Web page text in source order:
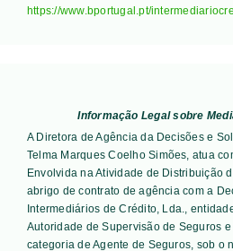
https://www.bportugal.pt/
Informação Legal sobre
A Diretora de Agência da Decisões e
Telma Marques Coelho Simões, atua
Envolvida na Atividade de Distribuição
abrigo de contrato de agência com a
Intermediários de Crédito, Lda.,
Autoridade de Supervisão de Seguros
categoria de Agente de Seguros, sob o